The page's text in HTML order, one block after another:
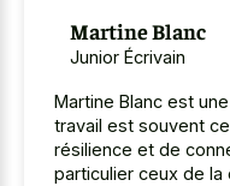
Martine Blanc
Junior Écrivain
Martine Blanc est
travail est souvent
résilience et de
particulier ceux de